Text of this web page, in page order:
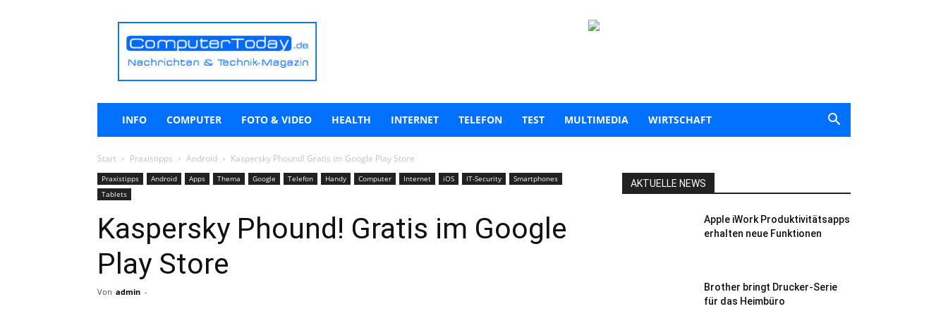
ComputerToday.de
INFO COMPUTER FOTO & VIDEO HEALTH INTERNET TELEFON TEST MULTIMEDIA WIRTSCHAFT
Start Praxistipps Android Kaspersky Phound! Gratis im Google Play Store
Praxistipps Android Apps Thema Google Telefon Handy Computer Internet iOS IT-Security
Smartphones
Tablets
Kaspersky Phound! Gratis im Google
Play Store
Von admin -
AKTUELLE NEWS
Apple iWork Produktivitätsapps
erhalten neue Funktionen
Brother bringt Drucker-Serie
für das Heimbüro